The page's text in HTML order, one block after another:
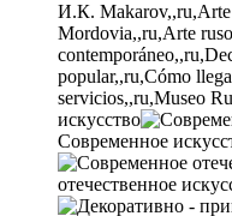
И.К. Makarov,,ru,Arte
Mordovia,,ru,Arte ruso
popular,,ru,Cómo
servicios,,ru,Museo
искусство
Современное
отечественное